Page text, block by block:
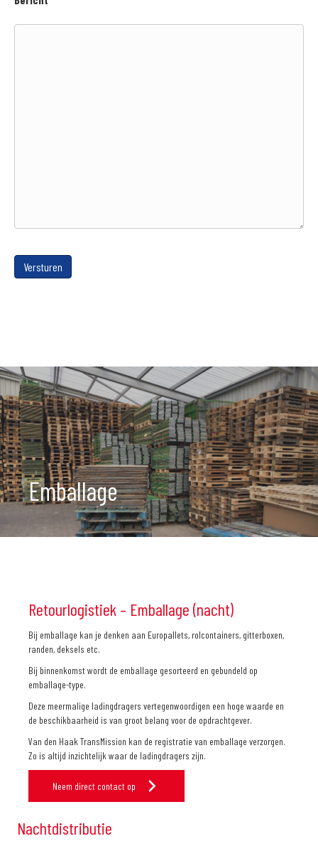
Versturen
Emballage
Retourlogistiek – Emballage (nacht)
Bij emballage kan je denken aan Europallets, rolcontainers, gitterboxen,
randen, deksels etc.
Bij binnenkomst wordt de emballage gesorteerd en gebundeld op
emballage-type.
Deze meermalige ladingdragers vertegenwoordigen een hoge waarde en
de beschikbaarheid is van groot belang voor de opdrachtgever.
Van den Haak TransMission kan de registratie van emballage verzorgen.
Zo is altijd inzichtelijk waar de ladingdragers zijn.
Neem direct contact op
Nachtdistributie